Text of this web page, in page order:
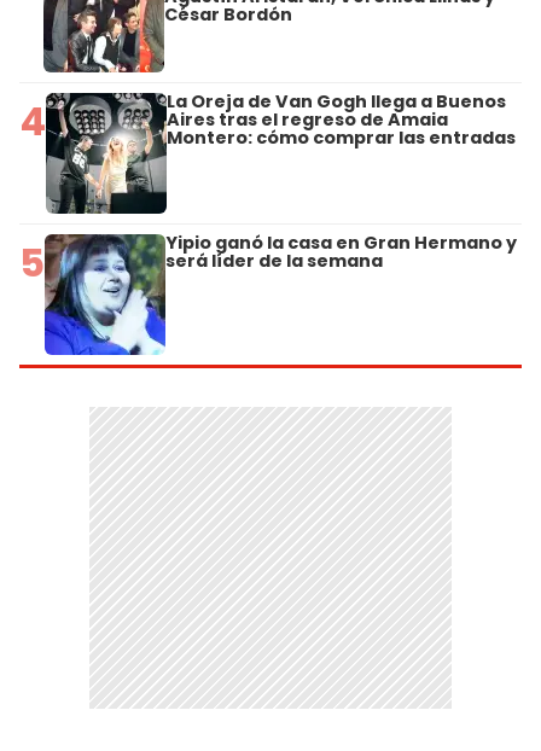
César Bordón
4 La Oreja de Van Gogh llega a Buenos
Aires tras el regreso de Amaia
Montero: cómo comprar las entradas
5 Yipio ganó la casa en Gran Hermano y
será líder de la semana